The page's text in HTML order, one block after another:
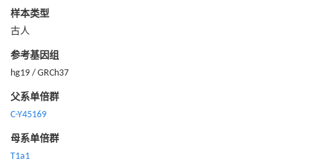
样本类型
古人
参考基因组
hg19 / GRCh37
父系单倍群
C-Y45169
母系单倍群
T1a1